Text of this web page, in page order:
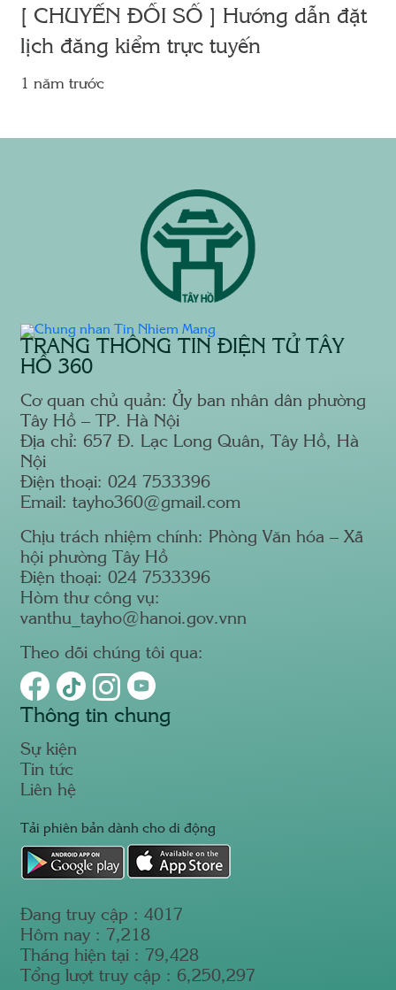
[ CHUYỂN ĐỔI SỐ ] Hướng dẫn đặt
lịch đăng kiểm trực tuyến
1 năm trước
TRANG THÔNG TIN ĐIỆN TỬ TÂY
HỒ 360
Cơ quan chủ quản: Ủy ban nhân dân phường
Tây Hồ – TP. Hà Nội
Địa chỉ: 657 Đ. Lạc Long Quân, Tây Hồ, Hà
Nội
Điện thoại: 024 7533396
Email: tayho360@gmail.com
Chịu trách nhiệm chính: Phòng Văn hóa – Xã
hội phường Tây Hồ
Điện thoại: 024 7533396
Hòm thư công vụ:
vanthu_tayho@hanoi.gov.vnn
Theo dõi chúng tôi qua:
Thông tin chung
Sự kiện
Tin tức
Liên hệ
Tải phiên bản dành cho di động
Đang truy cập :4017
Hôm nay : 7,218
Tháng hiện tại : 79,428
Tổng lượt truy cập : 6,250,297